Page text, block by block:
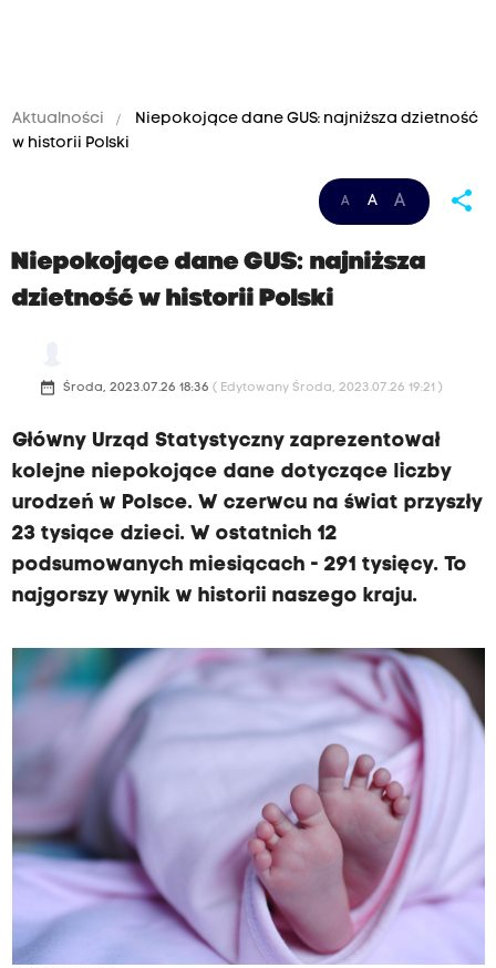
Aktualności
Niepokojące dane GUS: najniższa dzietność
w historii Polski
A A A share
Niepokojące dane GUS: najniższa
dzietność w historii Polski
date_range Środa, 2023.07.26 18:36 ( Edytowany Środa, 2023.07.26 19:21 )
Główny Urząd Statystyczny zaprezentował
kolejne niepokojące dane dotyczące liczby
urodzeń w Polsce. W czerwcu na świat przyszły
23 tysiące dzieci. W ostatnich 12
podsumowanych miesiącach - 291 tysięcy. To
najgorszy wynik w historii naszego kraju.